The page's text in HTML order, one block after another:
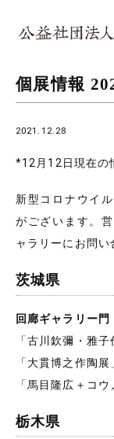
個展情報
2021.12.28
*12月12日現在の
新型コロナウイ
がございます。
ャラリーにお問い
茨城県
回廊ギャラリー門
「古川欽彌・雅
「大貫博之作陶
「馬目隆広＋コ
栃木県